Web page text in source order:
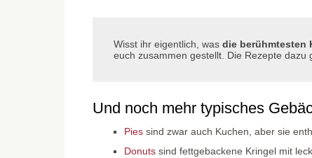
Wisst ihr eigentlich, was die berühmtesten
euch zusammen gestellt. Die Rezepte dazu
Und noch mehr typisches
Pies sind zwar auch Kuchen, aber sie
Donuts sind fettgebackene Kringel mit